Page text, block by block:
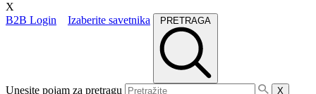
X
B2B Login
Izaberite savetnika PRETRAGA
Unesite pojam za pretragu X